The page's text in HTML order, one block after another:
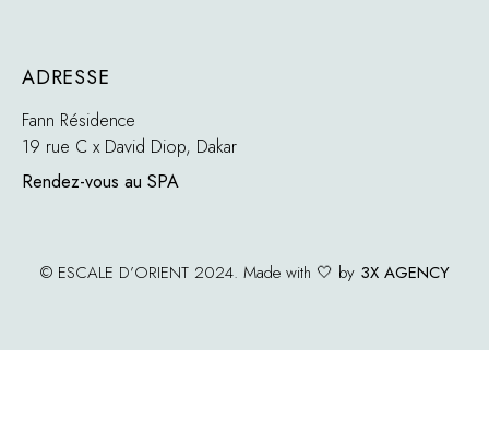
ADRESSE
Fann Résidence
19 rue C x David Diop, Dakar
Rendez-vous au SPA
© ESCALE D’ORIENT 2024. Made with 🤍 by 3X AGENCY